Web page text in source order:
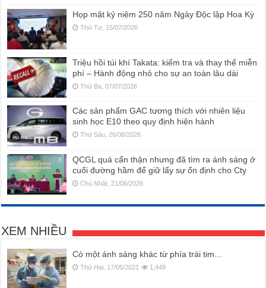
Họp mặt kỷ niệm 250 năm Ngày Độc lập Hoa Kỳ
Thứ Tư, 15/07/2026
Triệu hồi túi khí Takata: kiểm tra và thay thế miễn
phí – Hành động nhỏ cho sự an toàn lâu dài
Thứ Ba, 07/07/2026
Các sản phẩm GAC tương thích với nhiên liệu
sinh học E10 theo quy định hiện hành
Thứ Sáu, 26/06/2026
QCGL quá cẩn thận nhưng đã tìm ra ánh sáng ở
cuối đường hầm để giữ lấy sự ổn định cho Cty
Chủ Nhật, 21/06/2026
XEM NHIỀU
Có một ánh sáng khác từ phía trái tim…
Thứ Hai, 17/05/2021 1,449